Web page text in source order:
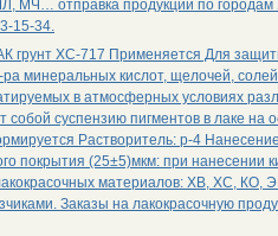
отправка продукции по городам
15-34.
грунт ХС-717 Применяется Для
минеральных кислот, щелочей,
в атмосферных условиях
суспензию пигментов в лаке на
Растворитель: р-4
покрытия (25±5)мкм: при нанесении
материалов: ХВ, ХС,
Заказы на лакокрасочную